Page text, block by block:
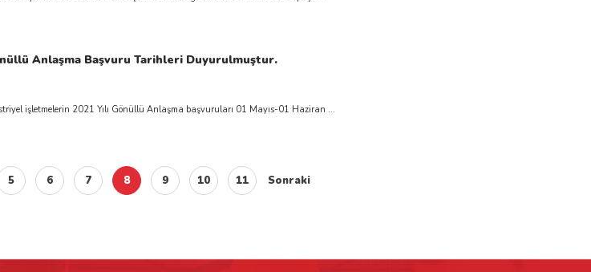
Anlaşma Başvuru Tarihleri Duyurulmuştur.
işletmelerin 2021 Yılı Gönüllü Anlaşma başvuruları 01 Mayıs-01 Haziran ...
5 6 7 8 9 10 11 Sonraki